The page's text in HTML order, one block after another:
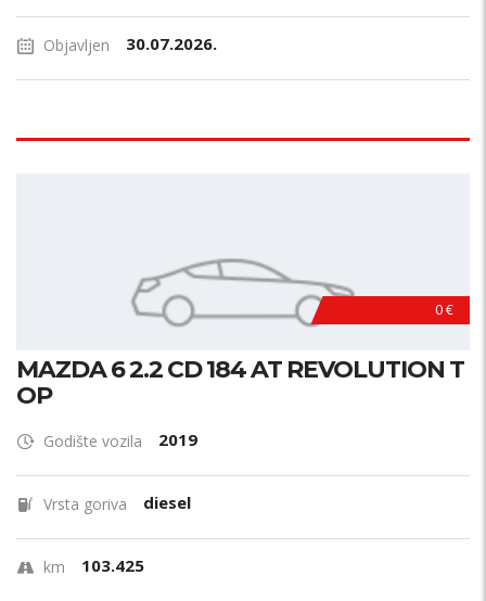
Objavljen 30.07.2026.
0 €
MAZDA 6 2.2 CD 184 AT REVOLUTION T
OP
Godište vozila 2019
Vrsta goriva diesel
km 103.425